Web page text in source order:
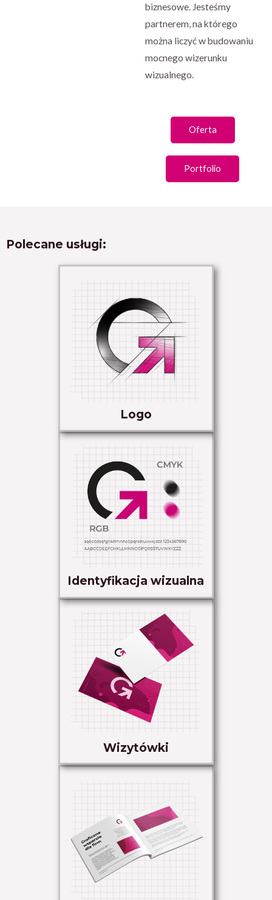
biznesowe. Jesteśmy
partnerem, na którego
można liczyć w budowaniu
mocnego wizerunku
wizualnego.
Oferta
Portfolio
Polecane usługi:
Logo
Identyfikacja wizualna
Wizytówki